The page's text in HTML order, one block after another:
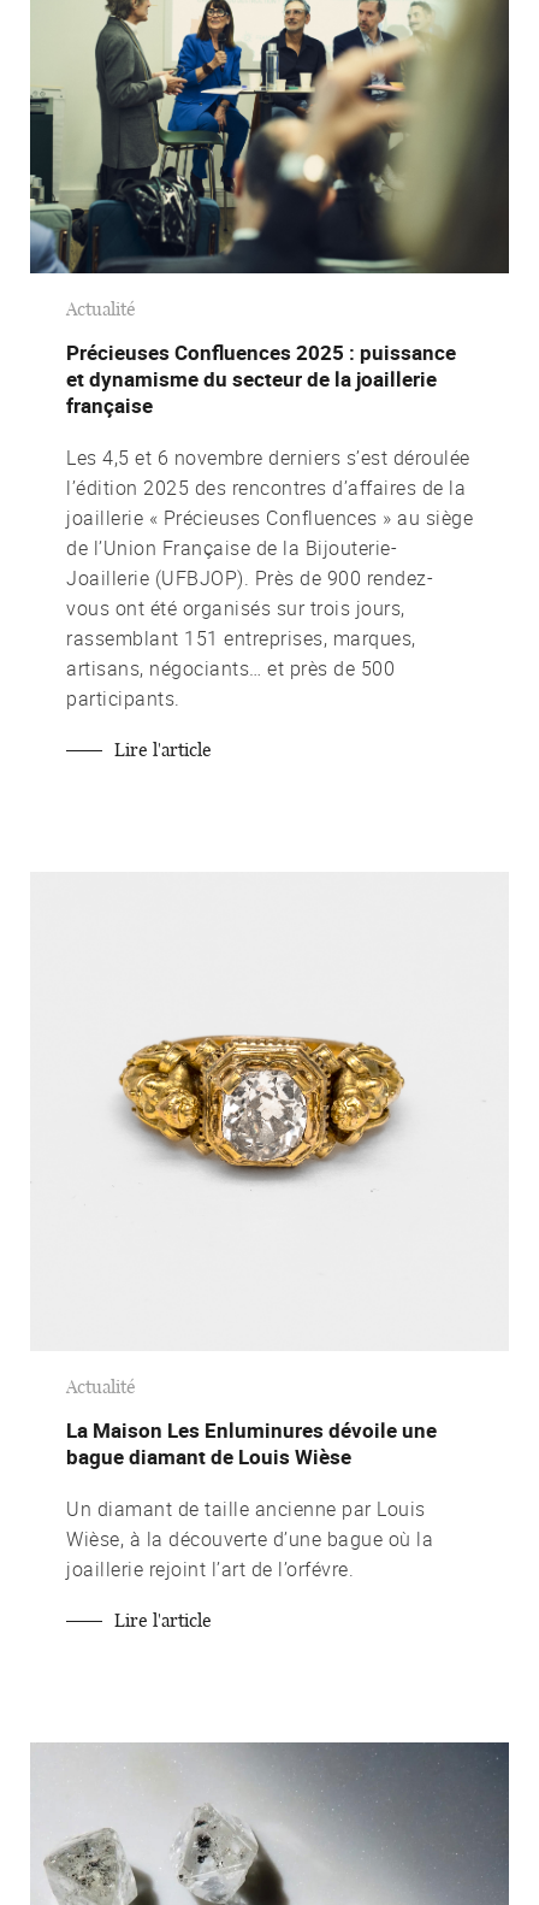
Actualité
Précieuses Confluences 2025 : puissance
et dynamisme du secteur de la joaillerie
française
Les 4,5 et 6 novembre derniers s’est déroulée
l’édition 2025 des rencontres d’affaires de la
joaillerie « Précieuses Confluences » au siège
de l’Union Française de la Bijouterie-
Joaillerie (UFBJOP). Près de 900 rendez-
vous ont été organisés sur trois jours,
rassemblant 151 entreprises, marques,
artisans, négociants… et près de 500
participants.
Lire l'article
Actualité
La Maison Les Enluminures dévoile une
bague diamant de Louis Wièse
Un diamant de taille ancienne par Louis
Wièse, à la découverte d’une bague où la
joaillerie rejoint l’art de l’orfévre.
Lire l'article